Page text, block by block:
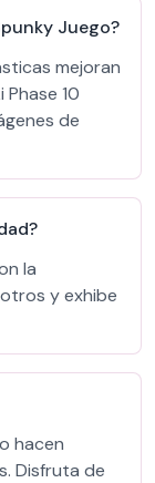
Juego?
mejoran
10
de
la
y exhibe
hacen
Disfruta de